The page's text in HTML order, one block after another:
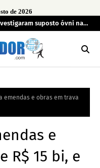
de 2026
suposto óvni na
emendas e obras em trava
e
R$ 15 bi, e